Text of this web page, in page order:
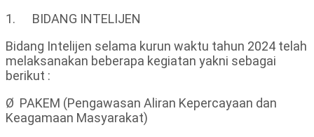
1. BIDANG INTELIJEN
Bidang Intelijen selama kurun waktu tahun 2024 telah
melaksanakan beberapa kegiatan yakni sebagai
berikut :
Ø PAKEM (Pengawasan Aliran Kepercayaan dan
Keagamaan Masyarakat)